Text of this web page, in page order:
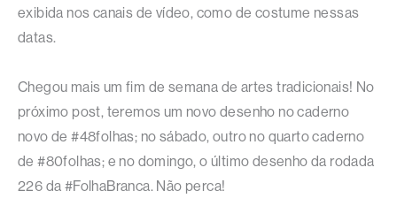
exibida nos canais de vídeo, como de costume nessas
datas.
Chegou mais um fim de semana de artes tradicionais! No
próximo post, teremos um novo desenho no caderno
novo de #48folhas; no sábado, outro no quarto caderno
de #80folhas; e no domingo, o último desenho da rodada
226 da #FolhaBranca. Não perca!